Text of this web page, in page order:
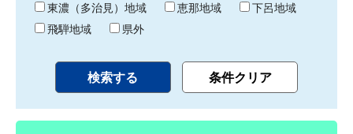
東濃（多治見）地域
恵那地域
下呂地域
飛騨地域
県外